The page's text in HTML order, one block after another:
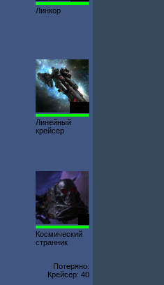
Линкор
Линейный
крейсер
Космический
странник
Потеряно:
Крейсер: 40